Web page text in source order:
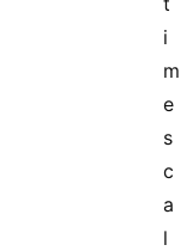
i
m
e
s
c
a
l